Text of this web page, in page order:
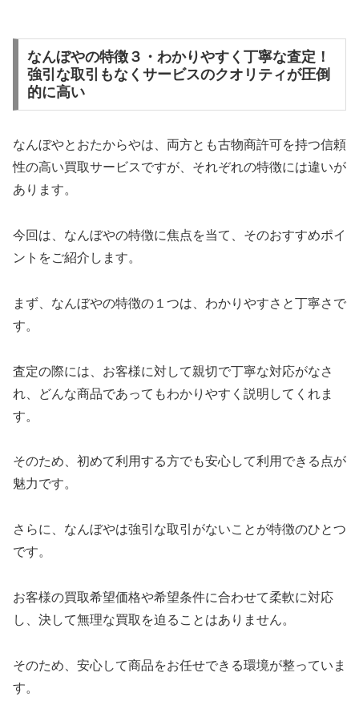
なんぼやの特徴３・わかりやすく丁寧な査定！
強引な取引もなくサービスのクオリティが圧倒
的に高い
なんぼやとおたからやは、両方とも古物商許可を持つ信頼
性の高い買取サービスですが、それぞれの特徴には違いが
あります。
今回は、なんぼやの特徴に焦点を当て、そのおすすめポイ
ントをご紹介します。
まず、なんぼやの特徴の１つは、わかりやすさと丁寧さで
す。
査定の際には、お客様に対して親切で丁寧な対応がなさ
れ、どんな商品であってもわかりやすく説明してくれま
す。
そのため、初めて利用する方でも安心して利用できる点が
魅力です。
さらに、なんぼやは強引な取引がないことが特徴のひとつ
です。
お客様の買取希望価格や希望条件に合わせて柔軟に対応
し、決して無理な買取を迫ることはありません。
そのため、安心して商品をお任せできる環境が整っていま
す。